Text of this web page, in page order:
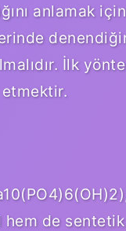
anlamak
İlk
de